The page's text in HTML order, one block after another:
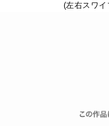
(左右スワ